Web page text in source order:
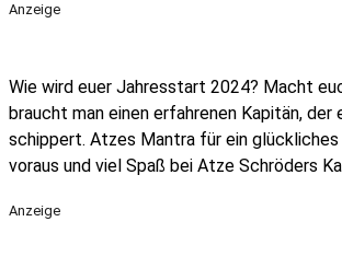
Anzeige
Wie wird euer Jahresstart 2024? Macht
braucht man einen erfahrenen Kapitän,
schippert. Atzes Mantra für ein
voraus und viel Spaß bei Atze Schröders
Anzeige